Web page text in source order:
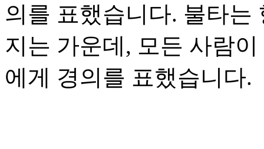
의를 표했습니다. 불타는
지는 가운데, 모든 사람
에게 경의를 표했습니다.